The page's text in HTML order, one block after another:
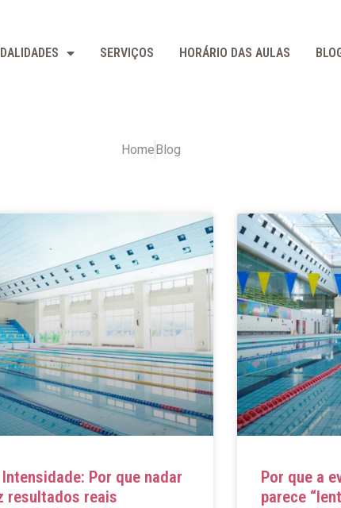
SERVIÇOS HORÁRIO DAS AULAS
HomeBlog
Por que nadar
resultados reais
Por que a
parece